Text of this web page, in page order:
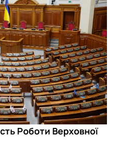
Роботи Верховної